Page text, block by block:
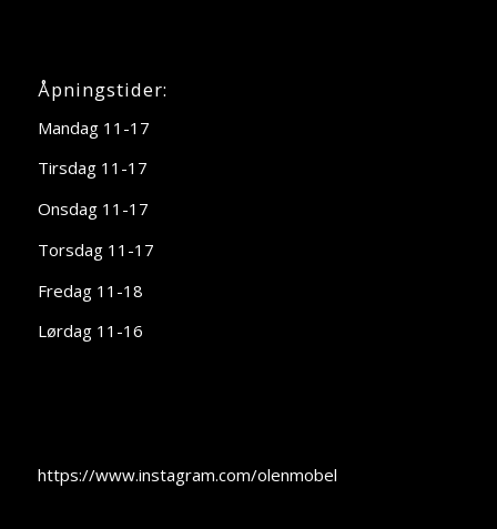
Åpningstider:
Mandag 11-17
Tirsdag 11-17
Onsdag 11-17
Torsdag 11-17
Fredag 11-18
Lørdag 11-16
https://www.instagram.com/olenmobel